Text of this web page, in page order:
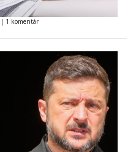
| 1 komentár